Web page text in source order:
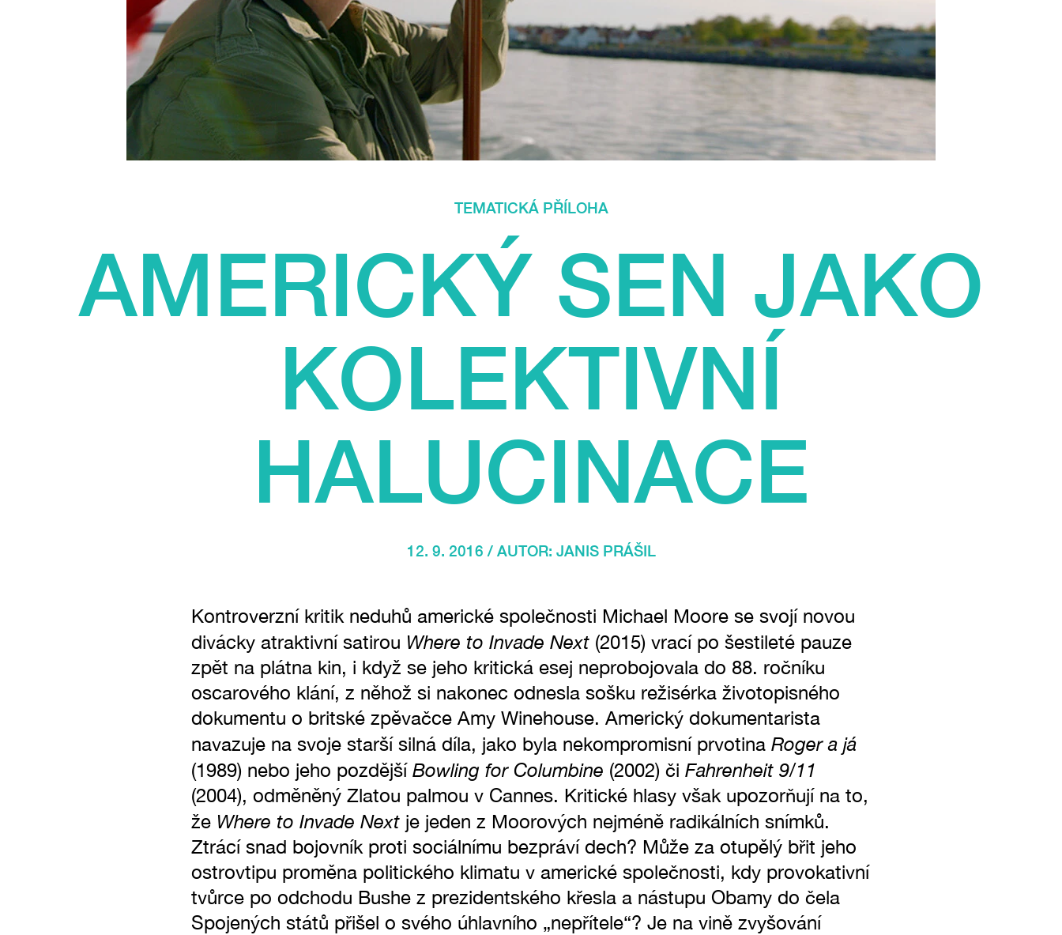
TEMATICKÁ PŘÍLOHA
AMERICKÝ SEN JAKO
KOLEKTIVNÍ
HALUCINACE
12. 9. 2016 / AUTOR: JANIS PRÁŠIL
Kontroverzní kritik neduhů americké společnosti Michael Moore se svojí novou
divácky atraktivní satirou Where to Invade Next(2015) vrací po šestileté pauze
zpět na plátna kin, i když se jeho kritická esej neprobojovala do 88. ročníku
oscarového klání, z něhož si nakonec odnesla sošku režisérka životopisného
dokumentu o britské zpěvačce Amy Winehouse. Americký dokumentarista
navazuje na svoje starší silná díla, jako byla nekompromisní prvotina Roger a já
(1989) nebo jeho pozdější Bowling for Columbine (2002) či Fahrenheit 9/11
(2004), odměněný Zlatou palmou v Cannes. Kritické hlasy však upozorňují na to,
že Where to Invade Nextje jeden z Moorových nejméně radikálních snímků.
Ztrácí snad bojovník proti sociálnímu bezpráví dech? Může za otupělý břit jeho
ostrovtipu proměna politického klimatu v americké společnosti, kdy provokativní
tvůrce po odchodu Bushe z prezidentského křesla a nástupu Obamy do čela
Spojených států přišel o svého úhlavního „nepřítele“? Je na vině zvyšování